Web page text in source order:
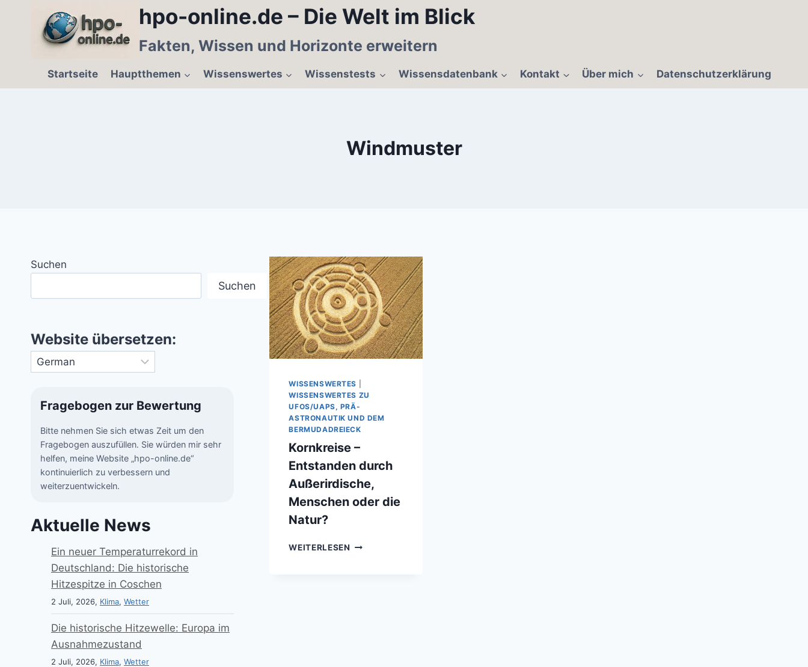
hpo-online.de – Die Welt im Blick
Fakten, Wissen und Horizonte erweitern
Startseite Hauptthemen Wissenswertes Wissenstests Wissensdatenbank Kontakt Über mich Datenschutzerklärung
Windmuster
WISSENSWERTES
WISSENSWERTES ZU
UFOS/UAPS, PRÄ-
ASTRONAUTIK UND DEM
BERMUDADREIECK
Kornkreise –
Entstanden durch
Außerirdische,
Menschen oder die
Natur?
WEITERLESEN KORNKREISE
Suchen
Suchen
Website übersetzen:
Fragebogen zur Bewertung
Bitte nehmen Sie sich etwas Zeit um den
Fragebogen auszufüllen. Sie würden mir sehr
helfen, meine Website „hpo-online.de“
kontinuierlich zu verbessern und
weiterzuentwickeln.
Aktuelle News
Ein neuer Temperaturrekord in
Deutschland: Die historische
Hitzespitze in Coschen
2 Juli, 2026, Klima, Wetter
Die historische Hitzewelle: Europa im
Ausnahmezustand
2 Juli, 2026, Klima, Wetter